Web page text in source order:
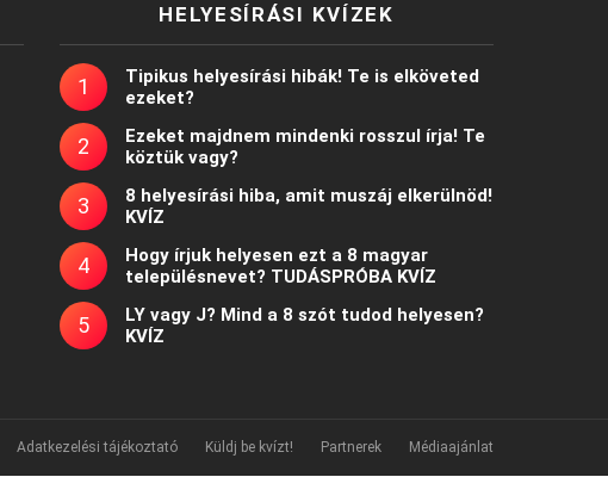
HELYESÍRÁSI KVÍZEK
Tipikus helyesírási hibák! Te is elköveted
ezeket?
Ezeket majdnem mindenki rosszul írja! Te
köztük vagy?
8 helyesírási hiba, amit muszáj elkerülnöd!
KVÍZ
Hogy írjuk helyesen ezt a 8 magyar
településnevet? TUDÁSPRÓBA KVÍZ
LY vagy J? Mind a 8 szót tudod helyesen?
KVÍZ
Adatkezelési tájékoztató Küldj be kvízt! Partnerek Médiaajánlat